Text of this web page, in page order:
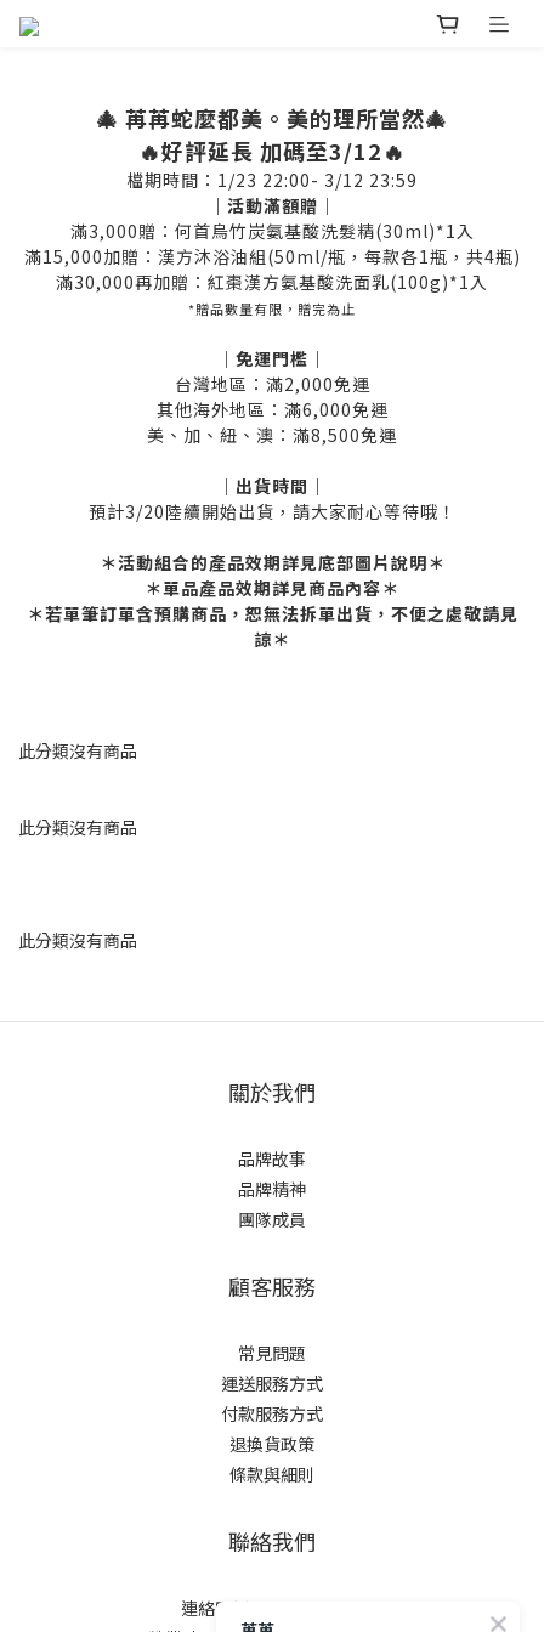
🎄 苒苒蛇麼都美。美的理所當然🎄
🔥好評延長 加碼至3/12🔥
檔期時間：1/23 22:00- 3/12 23:59
｜活動滿額贈｜
滿3,000贈：何首烏竹炭氨基酸洗髮精(30ml)*1入
滿15,000加贈：漢方沐浴油組(50ml/瓶，每款各1瓶，共4瓶)
滿30,000再加贈：紅棗漢方氨基酸洗面乳(100g)*1入
*贈品數量有限，贈完為止
｜免運門檻｜
台灣地區：滿2,000免運
其他海外地區：滿6,000免運
美、加、紐、澳 ：滿8,500免運
｜出貨時間｜
預計3/20陸續開始出貨，請大家耐心等待哦！
＊活動組合的產品效期詳見底部圖片說明＊
＊單品產品效期詳見商品內容＊
＊若單筆訂單含預購商品，恕無法拆單出貨，不便之處敬請見
諒＊
此分類沒有商品
此分類沒有商品
此分類沒有商品
關於我們
品牌故事
品牌精神
團隊成員
顧客服務
常見問題
運送服務方式
付款服務方式
退換貨政策
條款與細則
聯絡我們
連絡電話:02-7730-3908